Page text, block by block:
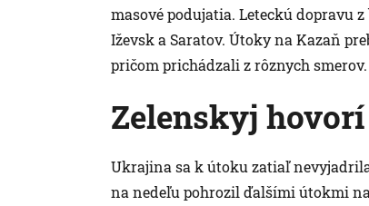
masové podujatia. Leteckú dopravu
Iževsk a Saratov. Útoky na Kazaň
pričom prichádzali z rôznych smerov.
Zelenskyj
Ukrajina sa k útoku zatiaľ
na nedeľu pohrozil ďalšími útokmi